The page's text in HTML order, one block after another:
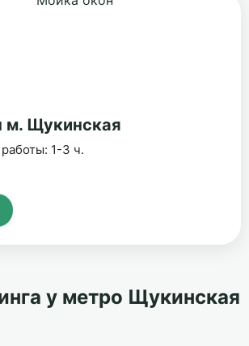
м. Щукинская
1-3 ч.
у метро Щукинская